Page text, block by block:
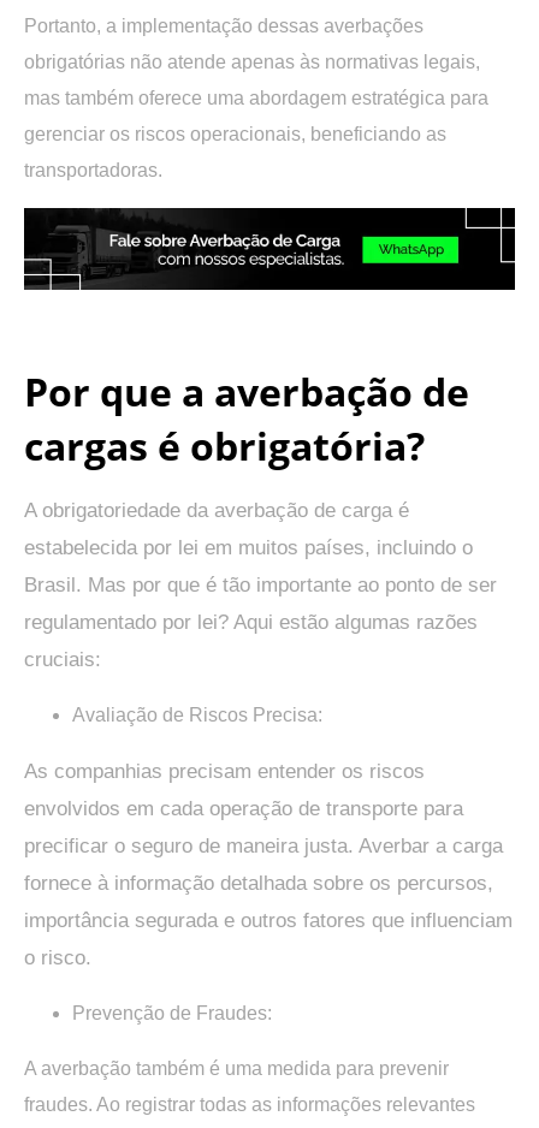
Portanto, a implementação dessas averbações
obrigatórias não atende apenas às normativas legais,
mas também oferece uma abordagem estratégica para
gerenciar os riscos operacionais, beneficiando as
transportadoras.
Por que a averbação de
cargas é obrigatória?
A obrigatoriedade da averbação de carga é
estabelecida por lei em muitos países, incluindo o
Brasil. Mas por que é tão importante ao ponto de ser
regulamentado por lei? Aqui estão algumas razões
cruciais:
Avaliação de Riscos Precisa:
As companhias precisam entender os riscos
envolvidos em cada operação de transporte para
precificar o seguro de maneira justa. Averbar a carga
fornece à informação detalhada sobre os percursos,
importância segurada e outros fatores que influenciam
o risco.
Prevenção de Fraudes:
A averbação também é uma medida para prevenir
fraudes. Ao registrar todas as informações relevantes